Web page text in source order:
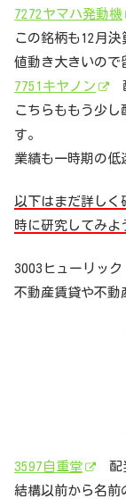
7272ヤマハ発動機
この銘柄も12月決
値動き大きいので
7751キヤノン
こちらももう少
す。
業績も一時期の低
以下はまだ詳しく
時に研究してみよ
3003ヒューリッ
不動産賃貸や不動
3597自重堂 配
結構以前から名前